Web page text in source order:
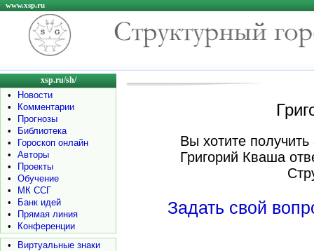
www.xsp.ru
xsp.ru/sh/
•
Новости
•
Комментарии
•
Прогнозы
•
Библиотека
•
Гороскоп онлайн
•
Авторы
•
Проекты
•
Обучение
•
МК ССГ
•
Банк идей
•
Прямая линия
•
Конференции
•
Виртуальные знаки
Вы хотите
Григорий Кваша
Задать свой